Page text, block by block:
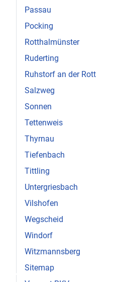
Passau
Pocking
Rotthalmünster
Ruderting
Ruhstorf an der Rott
Salzweg
Sonnen
Tettenweis
Thyrnau
Tiefenbach
Tittling
Untergriesbach
Vilshofen
Wegscheid
Windorf
Witzmannsberg
Sitemap